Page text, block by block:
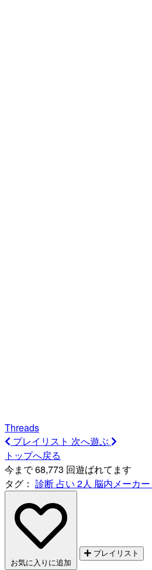
Threads
プレイリスト 次へ遊ぶ
トップへ戻る
今まで 68,773 回遊ばれてます
タグ： 診断 占い 2人 脳内メーカー
お気に入りに追加
プレイリスト